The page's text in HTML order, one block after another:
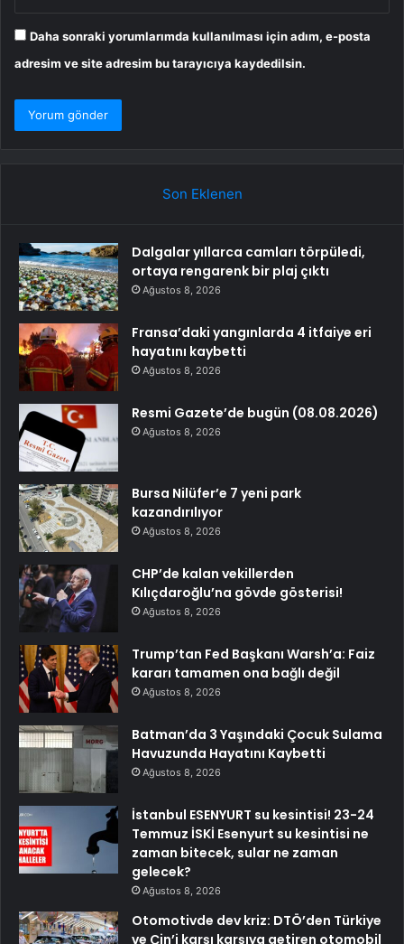
Daha sonraki yorumlarımda kullanılması için adım, e-posta
adresim ve site adresim bu tarayıcıya kaydedilsin.
Son Eklenen
Dalgalar yıllarca camları törpüledi,
ortaya rengarenk bir plaj çıktı
Ağustos 8, 2026
Fransa’daki yangınlarda 4 itfaiye eri
hayatını kaybetti
Ağustos 8, 2026
Resmi Gazete’de bugün (08.08.2026)
Ağustos 8, 2026
Bursa Nilüfer’e 7 yeni park
kazandırılıyor
Ağustos 8, 2026
CHP’de kalan vekillerden
Kılıçdaroğlu’na gövde gösterisi!
Ağustos 8, 2026
Trump’tan Fed Başkanı Warsh’a: Faiz
kararı tamamen ona bağlı değil
Ağustos 8, 2026
Batman’da 3 Yaşındaki Çocuk Sulama
Havuzunda Hayatını Kaybetti
Ağustos 8, 2026
İstanbul ESENYURT su kesintisi! 23-24
Temmuz İSKİ Esenyurt su kesintisi ne
zaman bitecek, sular ne zaman
gelecek?
Ağustos 8, 2026
Otomotivde dev kriz: DTÖ’den Türkiye
ve Çin’i karşı karşıya getiren otomobil